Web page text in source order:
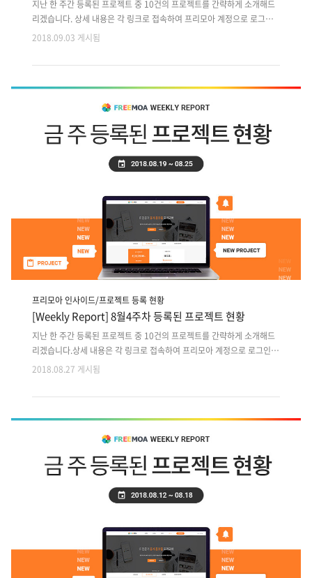
지난 한 주간 등록된 프로젝트 중 10건의 프로젝트를 간략하게 소개해드
리겠습니다. 상세 내용은 각 링크로 접속하여 프리모아 계정으로 로그인
후 확인 가능합니다. 지난 주 등록된 프로젝트 외에도 마감이 다가오는 이
세요!! 1. 물류 통합 집하에 따른 택배 분류,배송 시스템 구축 2. 기업에서
개발인력 구인 4. 기운영중 이러닝 서비스의 안드로이드 앱개발 5. 온라인
직거래 오픈마켓 앱디자인,개발 6. SNS기반 패션 정보공유 / 상품 판매
플랫폼 기획 + PM 7. 터키 타겟 생산 공장과 수요공장 중개 앱플랫폼 개
발 8. 태권도장에 제공할 관원/출결 관리 웹+H..
2018.09.03 게시됨
프리모아 인사이드/프로젝트 등록 현황
[Weekly Report] 8월4주차 등록된 프로젝트 현황
지난 한 주간 등록된 프로젝트 중 10건의 프로젝트를 간략하게 소개해드
리겠습니다.상세 내용은 각 링크로 접속하여 프리모아 계정으로 로그인
후 확인 가능합니다. 지난 주 등록된 프로젝트 외에도 마감이 다가오는 이
세요!! 1. 학습 영상을 보며 외국어공부를 하는 앱서비스 기획/디자인/개
지원 웹시스템 JAVA 개발자 모집4. 유튜브영상 활용 개인 트레이닝 웹
+앱 디자인 개발5. SNS 기반 취업솔루션 Android+ios 앱 Client단 개발
6. 온라인 소개팅 앱서비스 개발(기획,디자인제공)7. MVP 버전 증강현실
셀프인테리어 가구배치 앱개발8. 본인 설문 데이터기..
2018.08.27 게시됨